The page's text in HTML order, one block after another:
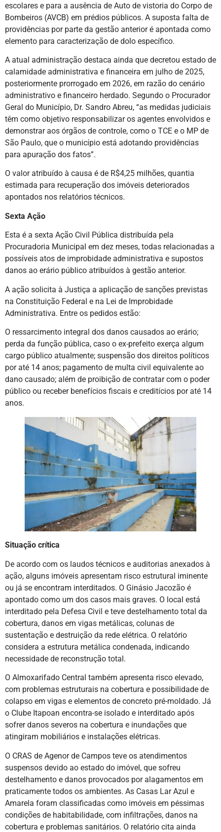
escolares e para a ausência de Auto de vistoria do Corpo de
Bombeiros (AVCB) em prédios públicos. A suposta falta de
providências por parte da gestão anterior é apontada como
elemento para caracterização de dolo específico.
A atual administração destaca ainda que decretou estado de
calamidade administrativa e financeira em julho de 2025,
posteriormente prorrogado em 2026, em razão do cenário
administrativo e financeiro herdado. Segundo o Procurador
Geral do Município, Dr. Sandro Abreu, “as medidas judiciais
têm como objetivo responsabilizar os agentes envolvidos e
demonstrar aos órgãos de controle, como o TCE e o MP de
São Paulo, que o município está adotando providências
para apuração dos fatos”.
O valor atribuído à causa é de R$4,25 milhões, quantia
estimada para recuperação dos imóveis deteriorados
apontados nos relatórios técnicos.
Sexta Ação
Esta é a sexta Ação Civil Pública distribuída pela
Procuradoria Municipal em dez meses, todas relacionadas a
possíveis atos de improbidade administrativa e supostos
danos ao erário público atribuídos à gestão anterior.
A ação solicita à Justiça a aplicação de sanções previstas
na Constituição Federal e na Lei de Improbidade
Administrativa. Entre os pedidos estão:
O ressarcimento integral dos danos causados ao erário;
perda da função pública, caso o ex-prefeito exerça algum
cargo público atualmente; suspensão dos direitos políticos
por até 14 anos; pagamento de multa civil equivalente ao
dano causado; além de proibição de contratar com o poder
público ou receber benefícios fiscais e creditícios por até 14
anos.
Situação crítica
De acordo com os laudos técnicos e auditorias anexados à
ação, alguns imóveis apresentam risco estrutural iminente
ou já se encontram interditados. O Ginásio Jacozão é
apontado como um dos casos mais graves. O local está
interditado pela Defesa Civil e teve destelhamento total da
cobertura, danos em vigas metálicas, colunas de
sustentação e destruição da rede elétrica. O relatório
considera a estrutura metálica condenada, indicando
necessidade de reconstrução total.
O Almoxarifado Central também apresenta risco elevado,
com problemas estruturais na cobertura e possibilidade de
colapso em vigas e elementos de concreto pré-moldado. Já
o Clube Itapoan encontra-se isolado e interditado após
sofrer danos severos na cobertura e inundações que
atingiram mobiliários e instalações elétricas.
O CRAS de Agenor de Campos teve os atendimentos
suspensos devido ao estado do imóvel, que sofreu
destelhamento e danos provocados por alagamentos em
praticamente todos os ambientes. As Casas Lar Azul e
Amarela foram classificadas como imóveis em péssimas
condições de habitabilidade, com infiltrações, danos na
cobertura e problemas sanitários. O relatório cita ainda